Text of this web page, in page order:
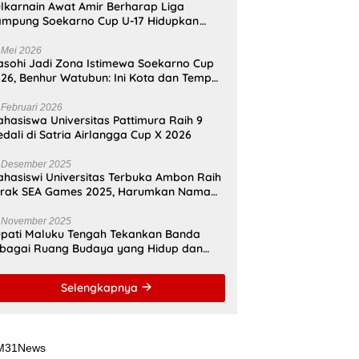
Awat Amir Berharap Liga
Soekarno Cup U-17 Hidupkan
Mei 2026
Jadi Zona Istimewa Soekarno Cup
Benhur Watubun: Ini Kota dan Tempat
Februari 2026
Universitas Pattimura Raih 9
di Satria Airlangga Cup X 2026
2025
Universitas Terbuka Ambon Raih
SEA Games 2025, Harumkan Nama
2025
Maluku Tengah Tekankan Banda
Ruang Budaya yang Hidup dan
Selengkapnya